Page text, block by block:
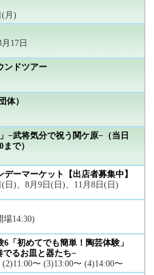
(月)
17日
ンドツアー
体）
−武将気分で祝う関ケ原−（当日
で）
ーマーケット【出店者募集中】
日)、8月9日(日)、11月8日(日)
場14:30)
6「初めてでも簡単！陶芸体験」
でるお皿と器たち−
〜 (3)13:00〜 (4)14:00〜